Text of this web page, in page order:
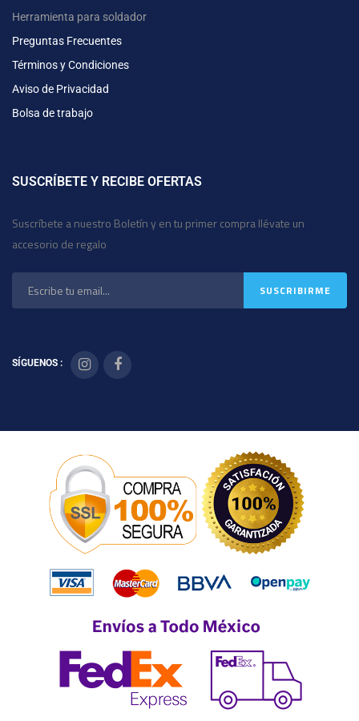
Herramienta para soldador
Preguntas Frecuentes
Términos y Condiciones
Aviso de Privacidad
Bolsa de trabajo
SUSCRÍBETE Y RECIBE OFERTAS
Suscríbete a nuestro Boletín y en tu primer compra llévate un
accesorio de regalo
SÍGUENOS :